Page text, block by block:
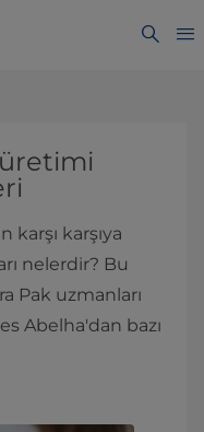
karşıya
nelerdir? Bu
Pak uzmanları
Abelha'dan bazı